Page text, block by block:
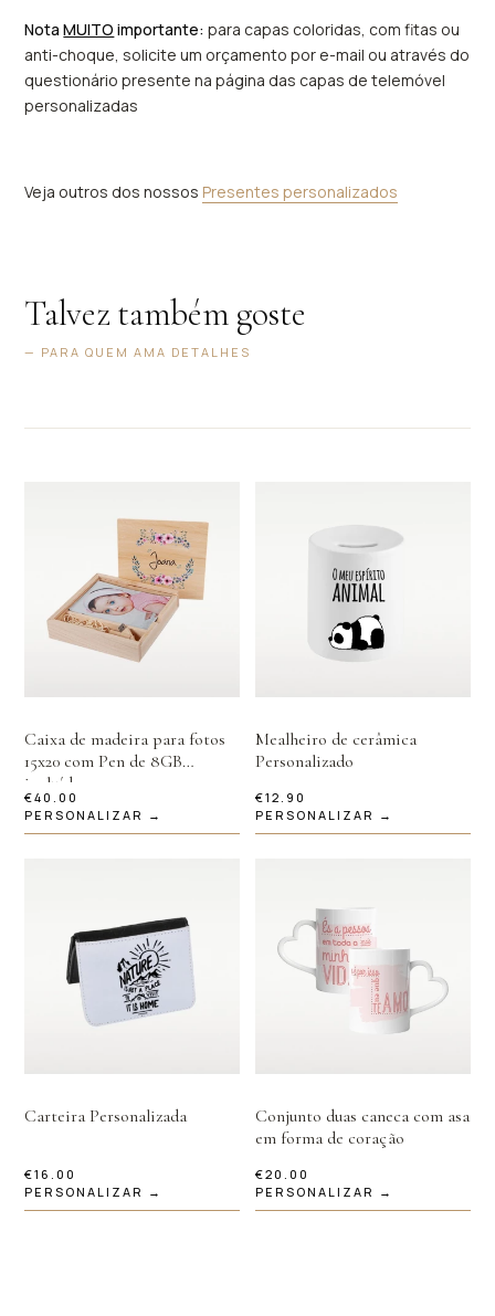
NotaMUITO importante: para capas coloridas, com fitas ou
anti-choque, solicite um orçamento por e-mail ou através do
questionário presente na página das capas de telemóvel
personalizadas
Veja outros dos nossos Presentes personalizados
Talvez também goste
— PARA QUEM AMA DETALHES
Caixa de madeira para fotos
15x20 com Pen de 8GB
incluída
€40.00
PERSONALIZAR →
Mealheiro de cerâmica
Personalizado
€12.90
PERSONALIZAR →
Carteira Personalizada
€16.00
PERSONALIZAR →
Conjunto duas caneca com asa
em forma de coração
€20.00
PERSONALIZAR →